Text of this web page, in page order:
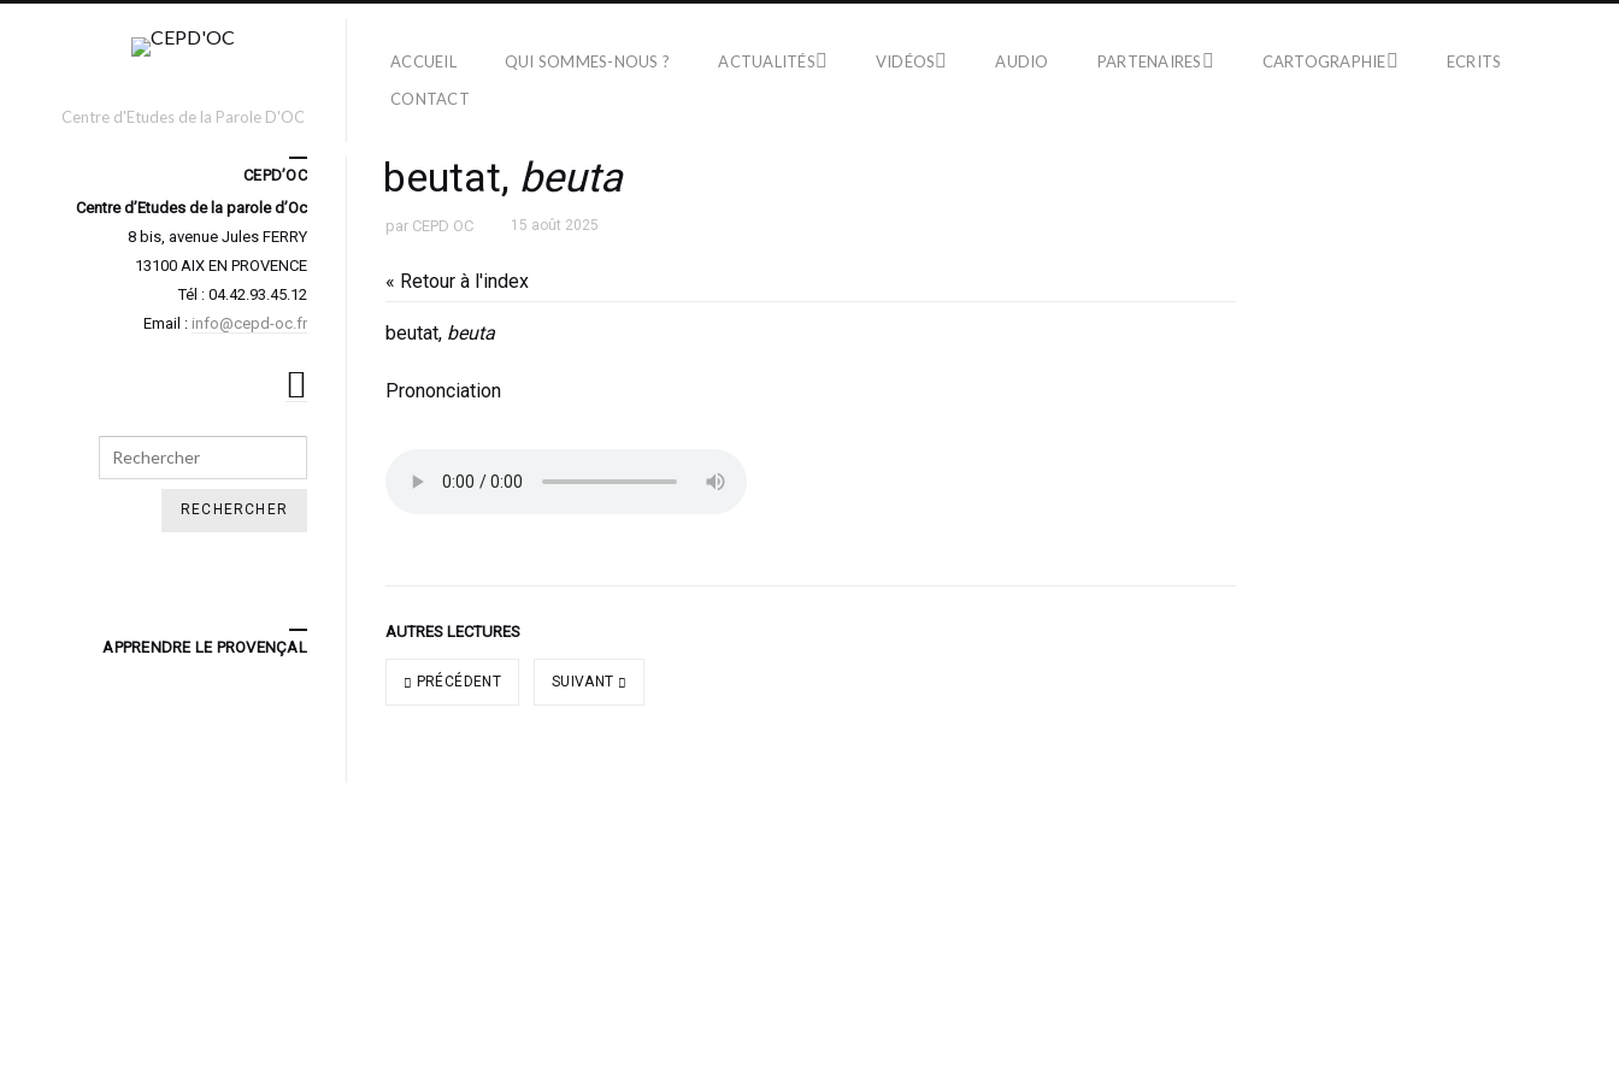
Centre d'Etudes de la Parole D'OC
ACCUEIL QUI SOMMES-NOUS ? ACTUALITÉS VIDÉOS AUDIO PARTENAIRES CARTOGRAPHIE
ECRITS
CONTACT
beutat, beuta
par CEPD OC 15 août 2025
« Retour à l'index
beutat, beuta
Prononciation
AUTRES LECTURES
PRÉCÉDENT SUIVANT
CEPD’OC
Centre d’Etudes de la parole d’Oc
8 bis, avenue Jules FERRY
13100 AIX EN PROVENCE
Tél : 04.42.93.45.12
Email : info@cepd-oc.fr
Search
APPRENDRE LE PROVENÇAL